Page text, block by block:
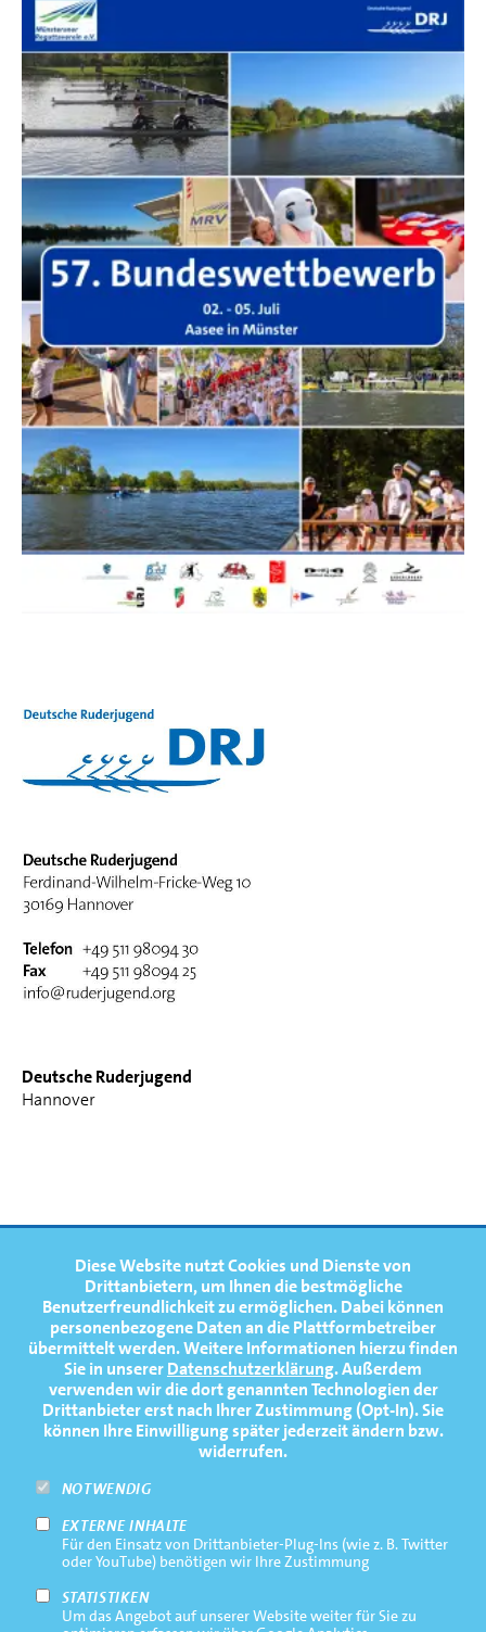
Diese Website nutzt Cookies und Dienste von
Drittanbietern, um Ihnen die bestmögliche
Benutzerfreundlichkeit zu ermöglichen.Dabei können
personenbezogene Daten an die Plattformbetreiber
übermittelt werden. Weitere Informationen hierzu finden
Sie in unsererDatenschutzerklärung. Außerdem
verwenden wir die dort genannten Technologien der
Drittanbieter erst nach Ihrer Zustimmung (Opt-In). Sie
können Ihre Einwilligung später jederzeit ändern bzw.
widerrufen.
NOTWENDIG
EXTERNE INHALTE
Für den Einsatz von Drittanbieter-Plug-Ins (wie z. B. Twitter
oder YouTube) benötigen wir Ihre Zustimmung
STATISTIKEN
Um das Angebot auf unserer Website weiter für Sie zu
Deutsche Ruderjugend
Hannover
FOOTERNAVIGATION
NEWS
TERMINE
MEDIATHEK
PRESSE
FAQ
NEWSLETTER
Footernavigation
Bottom
Impressum
Datenschutz